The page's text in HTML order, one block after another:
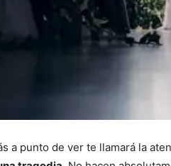
a punto de ver te llamará la